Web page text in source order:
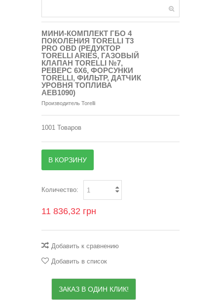
МИНИ-КОМПЛЕКТ ГБО 4
ПОКОЛЕНИЯ TORELLI T3
PRO OBD (РЕДУКТОР
TORELLI ARIES, ГАЗОВЫЙ
КЛАПАН TORELLI №7,
РЕВЕРС 6Х6, ФОРСУНКИ
TORELLI, ФИЛЬТР, ДАТЧИК
УРОВНЯ ТОПЛИВА
AEB1090)
Производитель Torelli
1001 Товаров
В КОРЗИНУ
Количество:
11 836,32 грн
Добавить к сравнению
Добавить в список
ЗАКАЗ В ОДИН КЛИК!